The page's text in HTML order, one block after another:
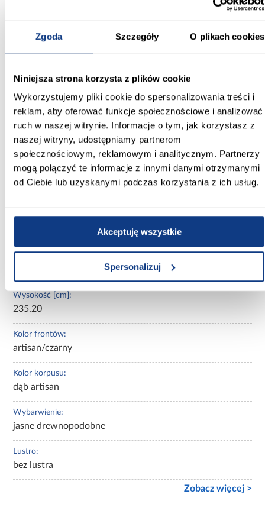
Zgoda Szczegóły O plikach cookies
Niniejsza strona korzysta z plików cookie
Wykorzystujemy pliki cookie do spersonalizowania treści i
reklam, aby oferować funkcje społecznościowe i analizować
ruch w naszej witrynie. Informacje o tym, jak korzystasz z
naszej witryny, udostępniamy partnerom
społecznościowym, reklamowym i analitycznym. Partnerzy
mogą połączyć te informacje z innymi danymi otrzymanymi
od Ciebie lub uzyskanymi podczas korzystania z ich usług.
Akceptuję wszystkie
Spersonalizuj
Nowoczesny kontrast w ciepłej odsłonie
w kompaktowym, nowoczesnym wydaniu.
Kształt:
proste
Rodzaj drzwi:
przesuwne
Oświetlenie:
Szerokość [cm]:
Głębokość [cm]:
Wysokość [cm]:
235.20
Kolor frontów:
artisan/czarny
Kolor korpusu:
dąb artisan
Wybarwienie:
jasne drewnopodobne
Lustro:
bez lustra
Zobacz więcej >